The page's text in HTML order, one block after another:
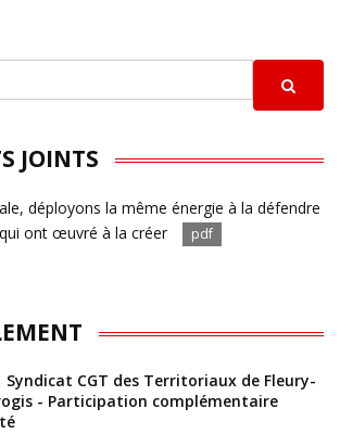
JOINTS
déployons la même énergie à la défendre
ont œuvré à la créer
pdf
Syndicat CGT des Territoriaux de Fleury-
- Participation complémentaire